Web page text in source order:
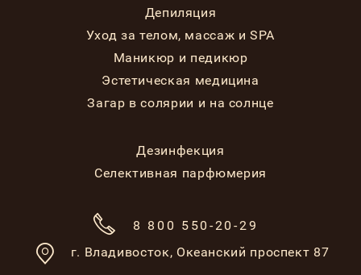
Депиляция
Уход за телом, массаж и SPA
Маникюр и педикюр
Эстетическая медицина
Загар в солярии и на солнце
Дезинфекция
Селективная парфюмерия
8 800 550-20-29
г. Владивосток, Океанский проспект 87